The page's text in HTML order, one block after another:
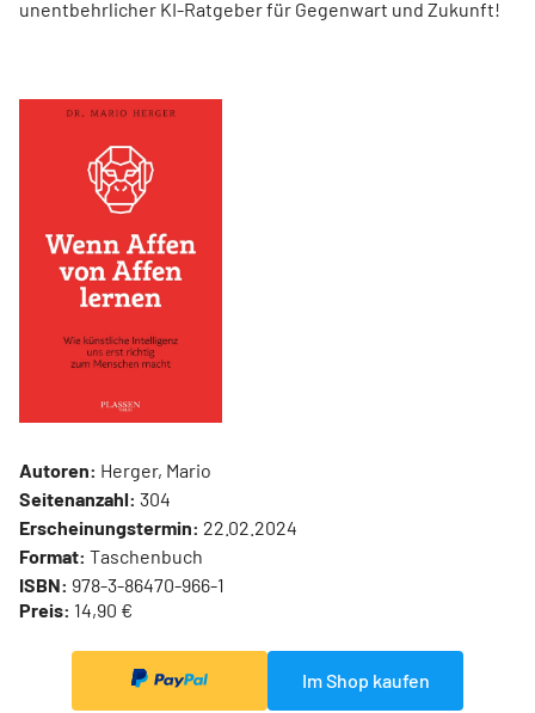
unentbehrlicher KI-Ratgeber für Gegenwart und Zukunft!
Autoren: Herger, Mario
Seitenanzahl: 304
Erscheinungstermin: 22.02.2024
Format: Taschenbuch
ISBN: 978-3-86470-966-1
Preis: 14,90 €
Im Shop kaufen